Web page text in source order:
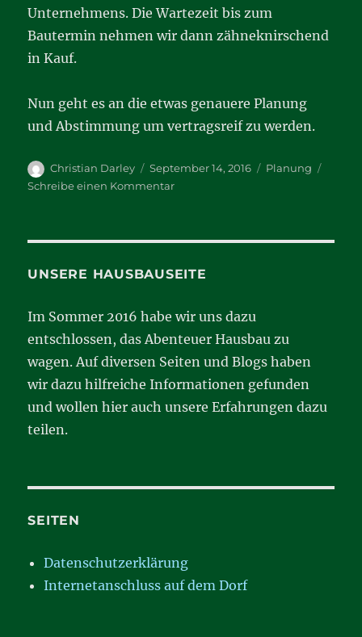
Unternehmens. Die Wartezeit bis zum
Bautermin nehmen wir dann zähneknirschend
in Kauf.
Nun geht es an die etwas genauere Planung
und Abstimmung um vertragsreif zu werden.
Autor
Christian Darley
Veröffentlicht
am
September 14, 2016 Kategorien
Planung
Schreibe einen Kommentarzu
UNSERE HAUSBAUSEITE
Im Sommer 2016 habe wir uns dazu
entschlossen, das Abenteuer Hausbau zu
wagen. Auf diversen Seiten und Blogs haben
wir dazu hilfreiche Informationen gefunden
und wollen hier auch unsere Erfahrungen dazu
teilen.
SEITEN
Datenschutzerklärung
Internetanschluss auf dem Dorf